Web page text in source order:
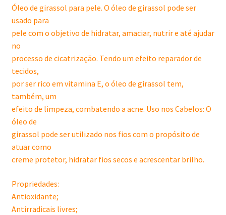
Óleo de girassol para pele. O óleo de girassol pode ser
usado para
pele com o objetivo de hidratar, amaciar, nutrir e até ajudar
no
processo de cicatrização. Tendo um efeito reparador de
tecidos,
por ser rico em vitamina E, o óleo de girassol tem,
também, um
efeito de limpeza, combatendo a acne. Uso nos Cabelos: O
óleo de
girassol pode ser utilizado nos fios com o propósito de
atuar como
creme protetor, hidratar fios secos e acrescentar brilho.
Propriedades:
Antioxidante;
Antirradicais livres;